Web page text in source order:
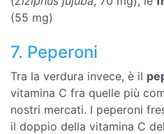
(55 mg)
7. Peperoni
Tra la verdura invece, è il
vitamina C fra quelle più
nostri mercati. I peperoni
il doppio della vitamina C